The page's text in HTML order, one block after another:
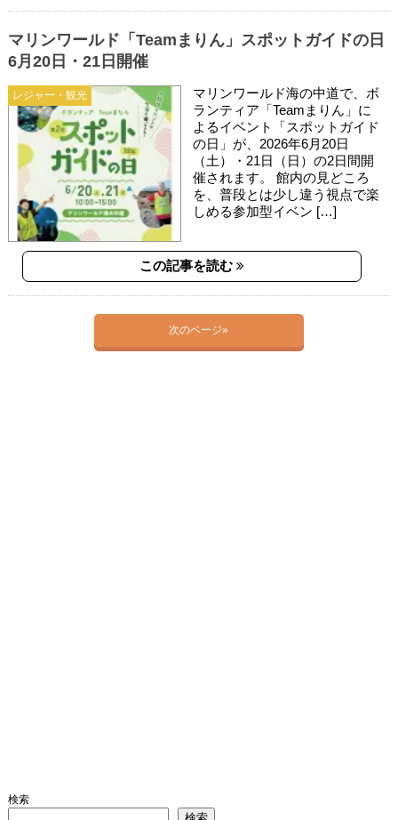
レジャー・観光
マリンワールド「Teamまりん」スポットガイドの日
6月20日・21日開催
マリンワールド海の中道で、ボ
ランティア「Teamまりん」に
よるイベント「スポットガイド
の日」が、2026年6月20日
（土）・21日（日）の2日間開
催されます。 館内の見どころ
を、普段とは少し違う視点で楽
しめる参加型イベン […]
この記事を読む
次のページ»
検索